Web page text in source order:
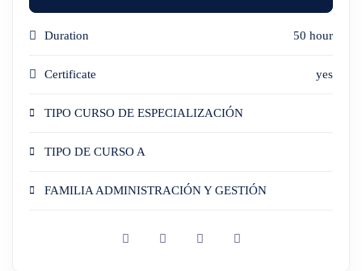
Duration 50 hour
Certificate yes
TIPO CURSO DE ESPECIALIZACIÓN
TIPO DE CURSO A
FAMILIA ADMINISTRACIÓN Y GESTIÓN